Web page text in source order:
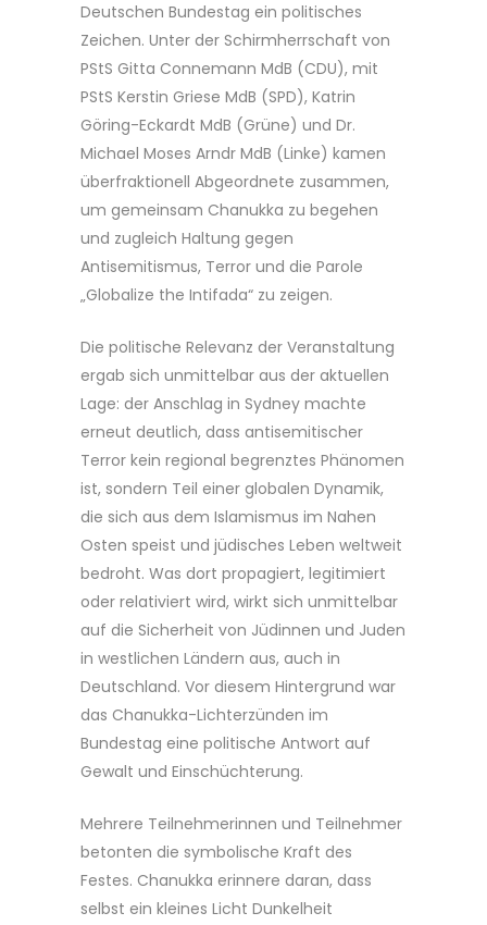
Deutschen Bundestag ein politisches
Zeichen. Unter der Schirmherrschaft von
PStS Gitta Connemann MdB (CDU), mit
PStS Kerstin Griese MdB (SPD), Katrin
Göring-Eckardt MdB (Grüne) und Dr.
Michael Moses Arndr MdB (Linke) kamen
überfraktionell Abgeordnete zusammen,
um gemeinsam Chanukka zu begehen
und zugleich Haltung gegen
Antisemitismus, Terror und die Parole
„Globalize the Intifada“ zu zeigen.
Die politische Relevanz der Veranstaltung
ergab sich unmittelbar aus der aktuellen
Lage: der Anschlag in Sydney machte
erneut deutlich, dass antisemitischer
Terror kein regional begrenztes Phänomen
ist, sondern Teil einer globalen Dynamik,
die sich aus dem Islamismus im Nahen
Osten speist und jüdisches Leben weltweit
bedroht. Was dort propagiert, legitimiert
oder relativiert wird, wirkt sich unmittelbar
auf die Sicherheit von Jüdinnen und Juden
in westlichen Ländern aus, auch in
Deutschland. Vor diesem Hintergrund war
das Chanukka-Lichterzünden im
Bundestag eine politische Antwort auf
Gewalt und Einschüchterung.
Mehrere Teilnehmerinnen und Teilnehmer
betonten die symbolische Kraft des
Festes. Chanukka erinnere daran, dass
selbst ein kleines Licht Dunkelheit